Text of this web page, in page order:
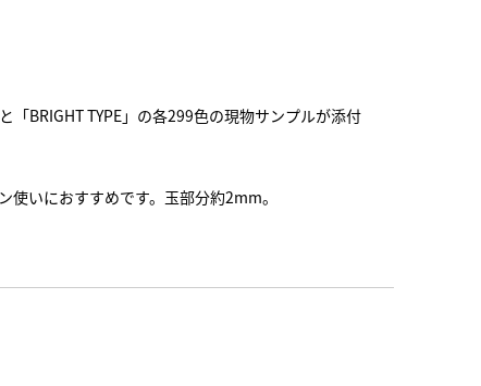
「BRIGHT TYPE」の各299色の現物サンプルが添付
いにおすすめです。玉部分約2mm。